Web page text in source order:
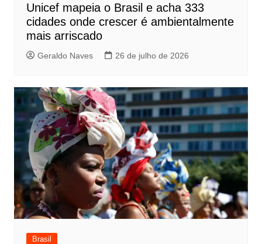
Unicef mapeia o Brasil e acha 333
cidades onde crescer é ambientalmente
mais arriscado
Geraldo Naves 26 de julho de 2026
Brasil